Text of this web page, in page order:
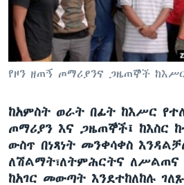
ቋንቋዎች
የዞን ዘጠኝ ጦማሪያንና ጋዜጠኞች
ከአምስት ወራት በፊት ከእሥር
ጦማሪያን እና ጋዜጠኞች፤ ከእስር
ውስጥ በነጻነት መንቀሳቀስ
ለሽልማት፣ለትምሕርትና ለሥልጠና
ከአገር መውጣት እንደተከለከሉ